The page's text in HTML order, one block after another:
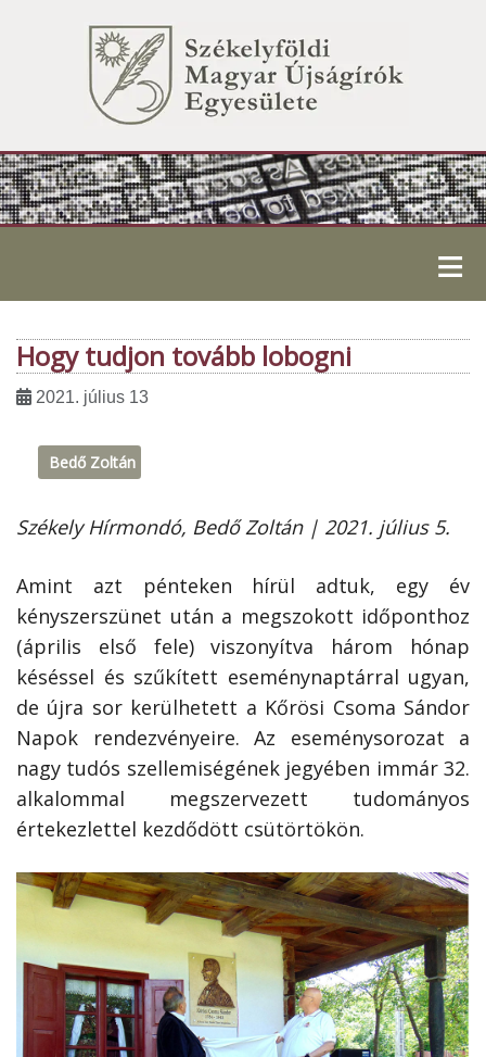
≡
Hogy tudjon tovább lobogni
2021. július 13
Bedő Zoltán
Székely Hírmondó, Bedő Zoltán | 2021. július 5.
Amint azt pénteken hírül adtuk, egy év
kényszerszünet után a megszokott időponthoz
(április első fele) viszonyítva három hónap
késéssel és szűkített eseménynaptárral ugyan,
de újra sor kerülhetett a Kőrösi Csoma Sándor
Napok rendezvényeire. Az eseménysorozat a
nagy tudós szellemiségének jegyében immár 32.
alkalommal megszervezett tudományos
értekezlettel kezdődött csütörtökön.